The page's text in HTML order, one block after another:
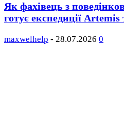
Як фахівець з
готує експедиції
maxwelhelp - 28.07.2026 0